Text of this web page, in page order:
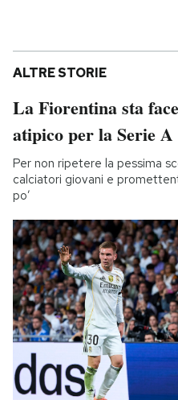
ALTRE STORIE
La Fiorentina sta
atipico per la Serie A
Per non ripetere la pessima
calciatori giovani e
po’